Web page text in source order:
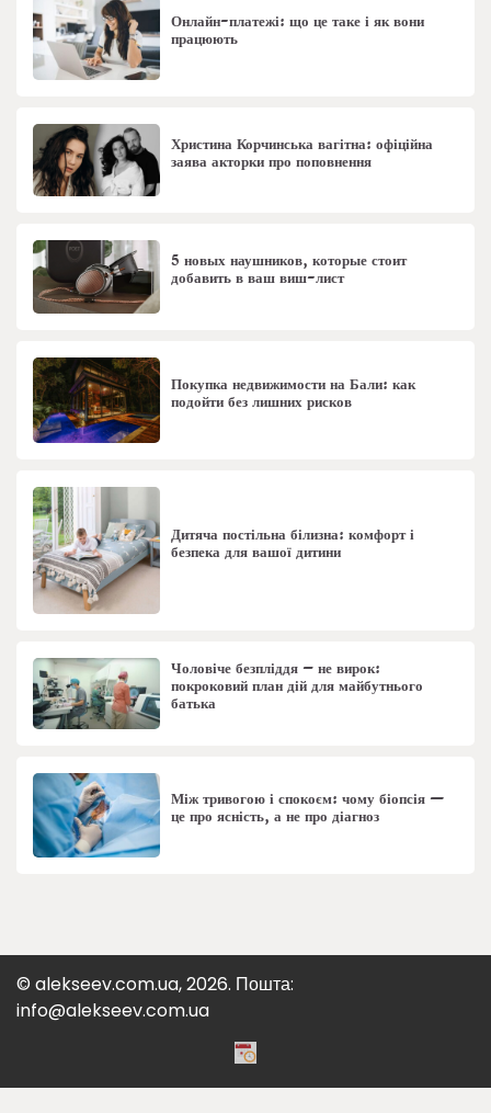
Онлайн-платежі: що це таке і як вони
працюють
Христина Корчинська вагітна: офіційна
заява акторки про поповнення
5 новых наушников, которые стоит
добавить в ваш виш-лист
Покупка недвижимости на Бали: как
подойти без лишних рисков
Дитяча постільна білизна: комфорт і
безпека для вашої дитини
Чоловіче безпліддя – не вирок:
покроковий план дій для майбутнього
батька
Між тривогою і спокоєм: чому біопсія —
це про ясність, а не про діагноз
© alekseev.com.ua, 2026. Пошта:
info@alekseev.com.ua